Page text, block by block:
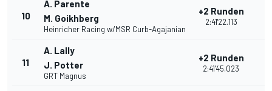
10
A. Parente
M. Goikhberg
Heinricher Racing w/MSR Curb-Agajanian
+2 Runden
2:41'22.113
11
A. Lally
J. Potter
GRT Magnus
+2 Runden
2:41'45.023